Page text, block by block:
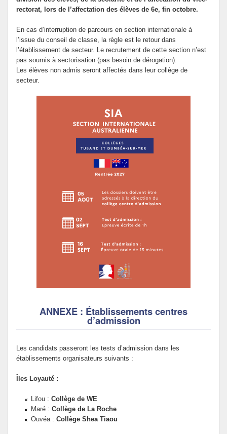
rectorat, lors de l’affectation des élèves de 6e, fin octobre.
En cas d’interruption de parcours en section internationale à
l’issue du conseil de classe, la règle est le retour dans
l’établissement de secteur. Le recrutement de cette section n’est
pas soumis à sectorisation (pas besoin de dérogation).
Les élèves non admis seront affectés dans leur collège de
secteur.
ANNEXE : Établissements centres
d’admission
Les candidats passeront les tests d’admission dans les
établissements organisateurs suivants :
Îles Loyauté :
Lifou : Collège de WE
Maré : Collège de La Roche
Ouvéa : Collège Shea Tiaou